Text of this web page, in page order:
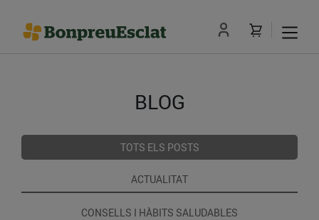
BLOG
TOTS ELS POSTS
ACTUALITAT
CONSELLS I HÀBITS SALUDABLES